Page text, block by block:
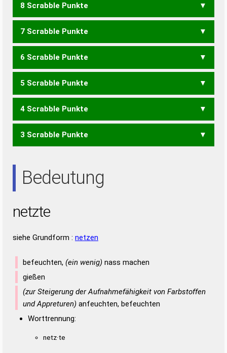
8 Scrabble Punkte
NETZET
7 Scrabble Punkte
NETZE
6 Scrabble Punkte
ZENT ZETT
5 Scrabble Punkte
ZEN NETTE
4 Scrabble Punkte
ENTE NETT TEEN
3 Scrabble Punkte
Bedeutung
netzte
siehe Grundform : netzen
befeuchten, (ein wenig) nass machen
gießen
(zur Steigerung der Aufnahmefähigkeit von Farbstoffen
und Appreturen) anfeuchten, befeuchten
Worttrennung:
netz·te